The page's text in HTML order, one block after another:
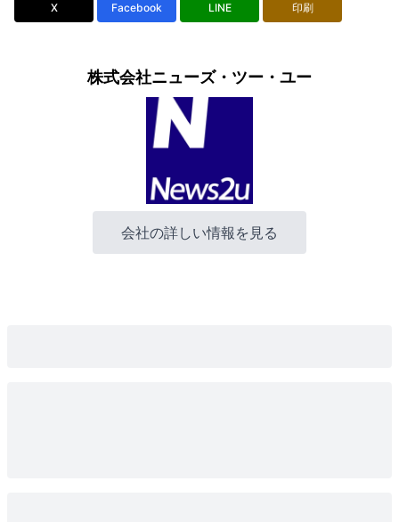
X Facebook LINE 印刷
株式会社ニューズ・ツー・ユー
会社の詳しい情報を見る